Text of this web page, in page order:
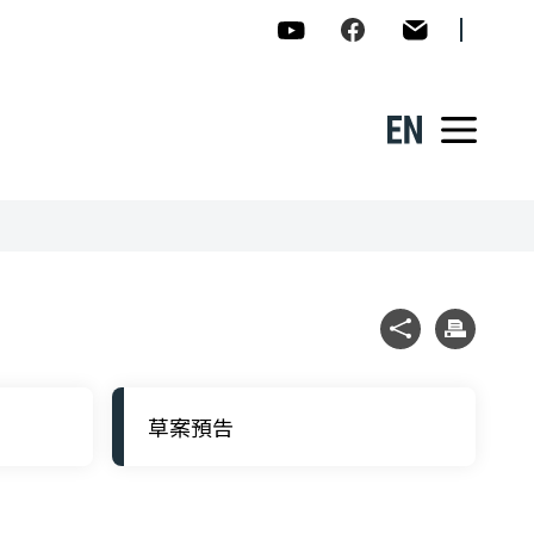
English展開
社群分享
列印
草案預告